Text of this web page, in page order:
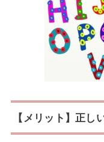
【メリット】正し